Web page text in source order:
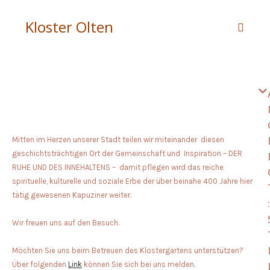
Kloster Olten
Mitten im Herzen unserer Stadt teilen wir miteinander diesen
geschichtsträchtigen Ort der Gemeinschaft und Inspiration – DER
RUHE UND DES INNEHALTENS – damit pflegen wird das reiche
spirituelle, kulturelle und soziale Erbe der über beinahe 400 Jahre hier
tätig gewesenen Kapuziner weiter.
Wir freuen uns auf den Besuch.
Möchten Sie uns beim Betreuen des Klostergartens unterstützen?
Über folgenden Link können Sie sich bei uns melden.
:
I